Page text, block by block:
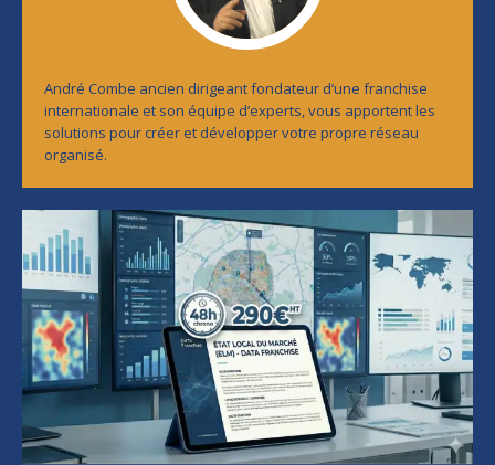
André Combe ancien dirigeant fondateur d’une franchise
internationale et son équipe d’experts, vous apportent les
solutions pour créer et développer votre propre réseau
organisé.